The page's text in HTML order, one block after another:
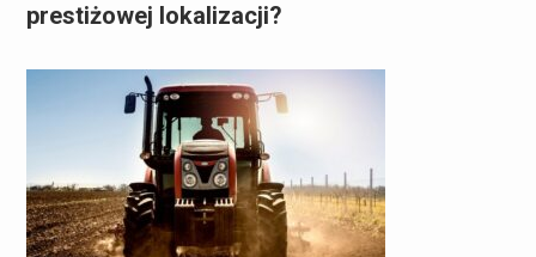
prestiżowej lokalizacji?